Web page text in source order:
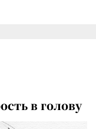
в голову